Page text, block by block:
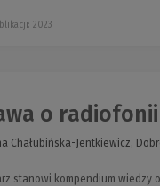
2023
o
Chałubińska-Jentkiewicz,
stanowi kompendium